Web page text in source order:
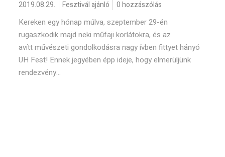
2019.08.29. Fesztivál ajánló 0 hozzászólás
Kereken egy hónap múlva, szeptember 29-én
rugaszkodik majd neki műfaji korlátokra, és az
avítt művészeti gondolkodásra nagy ívben fittyet hányó
UH Fest! Ennek jegyében épp ideje, hogy elmerüljünk
rendezvény...